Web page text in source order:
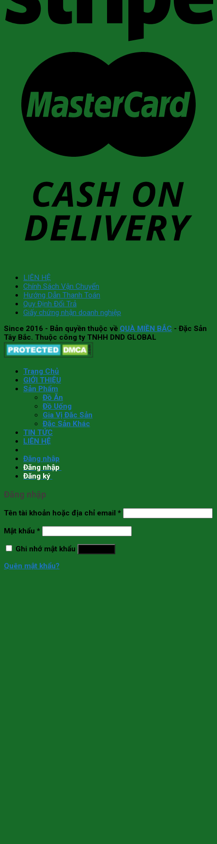
LIÊN HỆ
Chính Sách Vận Chuyển
Hướng Dẫn Thanh Toán
Quy Định Đổi Trả
Giấy chứng nhận doanh nghiệp
Since 2016 - Bản quyền thuộc về QUÀ MIỀN BẮC - Đặc Sản
Tây Bắc. Thuộc công ty TNHH DND GLOBAL
Trang Chủ
GIỚI THIỆU
Sản Phẩm
Đồ Ăn
Đồ Uống
Gia Vị Đặc Sản
Đặc Sản Khác
TIN TỨC
LIÊN HỆ
Đăng nhập
Đăng nhập
Đăng ký
Đăng nhập
Tên tài khoản hoặc địa chỉ email *
Mật khẩu *
Ghi nhớ mật khẩu
Quên mật khẩu?